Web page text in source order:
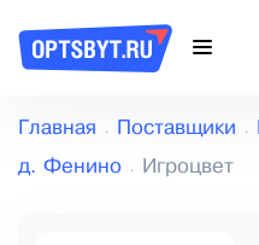
Главная Поставщики
д. Фенино Игроцвет